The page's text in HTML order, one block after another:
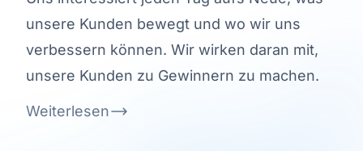
unsere Kunden bewegt und wo wir uns
verbessern können. Wir wirken daran mit,
unsere Kunden zu Gewinnern zu machen.
Weiterlesen